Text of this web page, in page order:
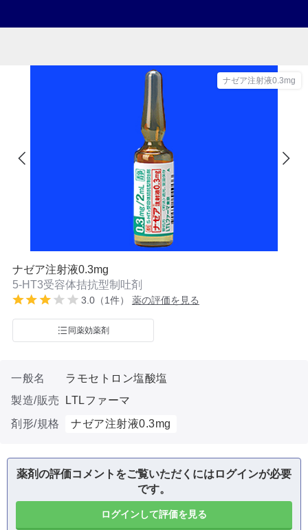
ナゼア注射液0.3mg
ナゼア注射液0.3mg
5-HT3受容体拮抗型制吐剤
3.0（1件） 薬の評価を見る
同薬効薬剤
一般名
ラモセトロン塩酸塩
製造/販売
LTLファーマ
剤形/規格
ナゼア注射液0.3mg
薬剤の評価コメントをご覧いただくにはログインが必要
です。
ログインして評価を見る